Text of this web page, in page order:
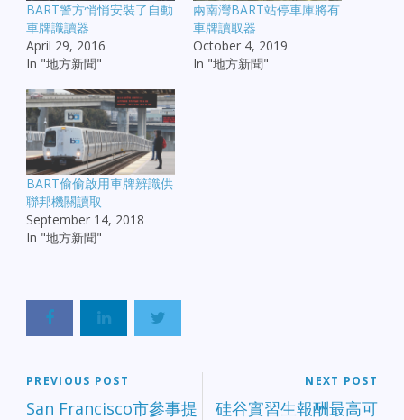
BART警方悄悄安裝了自動
車牌識讀器
April 29, 2016
In "地方新聞"
兩南灣BART站停車庫將有
車牌讀取器
October 4, 2019
In "地方新聞"
BART偷偷啟用車牌辨識供
聯邦機關讀取
September 14, 2018
In "地方新聞"
PREVIOUS POST
San Francisco市參事提
NEXT POST
硅谷實習生報酬最高可